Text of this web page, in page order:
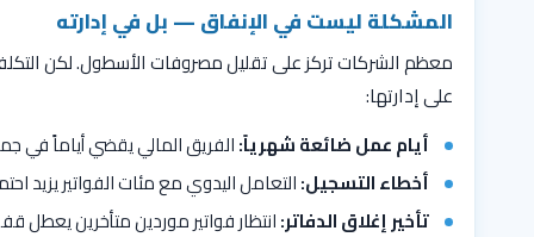
المشكلة ليست في الإنفاق — بل في إدارته
معظم الشركات تركز على تقليل مصروفات الأسطول. لكن
على إدارتها:
أيام عمل ضائعة شهرياً:الفريق المالي يقضي أياماً في
أخطاء التسجيل:التعامل اليدوي مع مئات الفواتير يزيد
تأخير إغلاق الدفاتر:انتظار فواتير موردين متأخرين يعطل